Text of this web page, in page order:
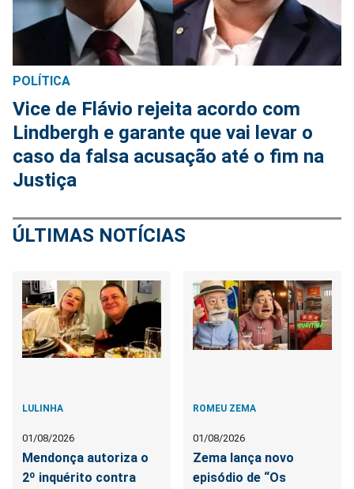
POLÍTICA
Vice de Flávio rejeita acordo com
Lindbergh e garante que vai levar o
caso da falsa acusação até o fim na
Justiça
ÚLTIMAS NOTÍCIAS
LULINHA
01/08/2026
Mendonça autoriza o
2º inquérito contra
ROMEU ZEMA
01/08/2026
Zema lança novo
episódio de “Os